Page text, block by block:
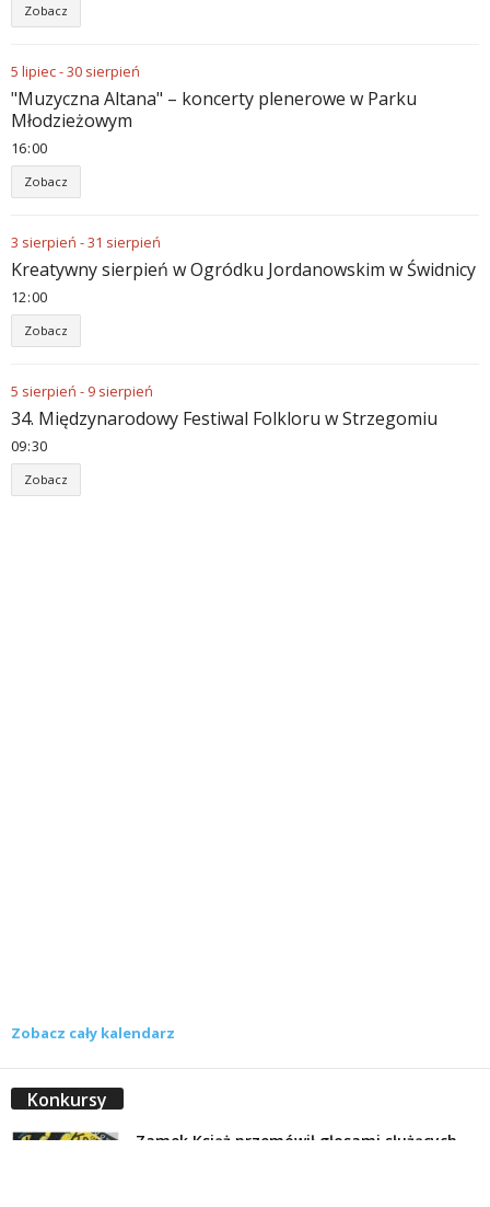
Zobacz
5 lipiec-30 sierpień
"Muzyczna Altana" – koncerty plenerowe w Parku
Młodzieżowym
16:00
Zobacz
3 sierpień -31 sierpień
Kreatywny sierpień w Ogródku Jordanowskim w Świdnicy
12:00
Zobacz
5 sierpień - 9 sierpień
34. Międzynarodowy Festiwal Folkloru w Strzegomiu
09:30
Zobacz
Zobacz cały kalendarz
Konkursy
Zamek Książ przemówił głosami służących.